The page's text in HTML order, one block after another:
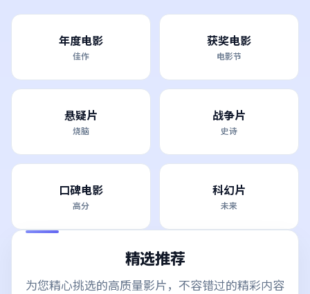
年度电影
佳作
获奖电影
电影节
悬疑片
烧脑
战争片
史诗
口碑电影
高分
科幻片
未来
精选推荐
为您精心挑选的高质量影片，不容错过的精彩内容